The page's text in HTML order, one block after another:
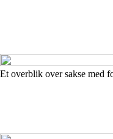
Et overblik over sakse med